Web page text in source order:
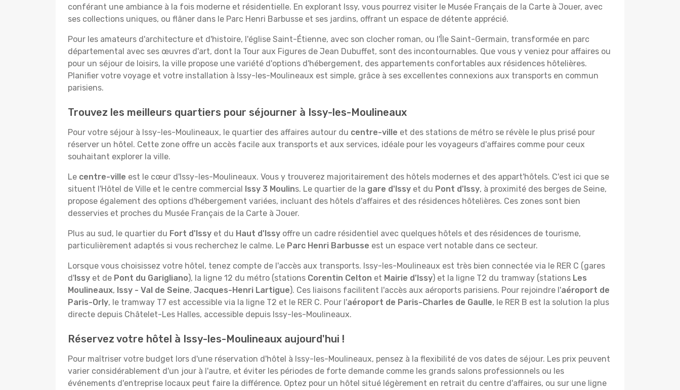
conférant une ambiance à la fois moderne et résidentielle. En explorant Issy, vous pourrez visiter le Musée Français de la Carte à Jouer, avec
ses collections uniques, ou flâner dans le Parc Henri Barbusse et ses jardins, offrant un espace de détente apprécié.
Pour les amateurs d'architecture et d'histoire, l'église Saint-Étienne, avec son clocher roman, ou l'Île Saint-Germain, transformée en parc
départemental avec ses œuvres d'art, dont la Tour aux Figures de Jean Dubuffet, sont des incontournables. Que vous y veniez pour affaires ou
pour un séjour de loisirs, la ville propose une variété d'options d'hébergement, des appartements confortables aux résidences hôtelières.
Planifier votre voyage et votre installation à Issy-les-Moulineaux est simple, grâce à ses excellentes connexions aux transports en commun
parisiens.
Trouvez les meilleurs quartiers pour séjourner à Issy-les-Moulineaux
Pour votre séjour à Issy-les-Moulineaux, le quartier des affaires autour du centre-ville et des stations de métro se révèle le plus prisé pour
réserver un hôtel. Cette zone offre un accès facile aux transports et aux services, idéale pour les voyageurs d'affaires comme pour ceux
souhaitant explorer la ville.
Le centre-ville est le cœur d'Issy-les-Moulineaux. Vous y trouverez majoritairement des hôtels modernes et des appart'hôtels. C'est ici que se
situent l'Hôtel de Ville et le centre commercial Issy 3 Moulins. Le quartier de la gare d'Issy et du Pont d'Issy, à proximité des berges de Seine,
propose également des options d'hébergement variées, incluant des hôtels d'affaires et des résidences hôtelières. Ces zones sont bien
desservies et proches du Musée Français de la Carte à Jouer.
Plus au sud, le quartier du Fort d'Issy et du Haut d'Issy offre un cadre résidentiel avec quelques hôtels et des résidences de tourisme,
particulièrement adaptés si vous recherchez le calme. Le Parc Henri Barbusse est un espace vert notable dans ce secteur.
Lorsque vous choisissez votre hôtel, tenez compte de l'accès aux transports. Issy-les-Moulineaux est très bien connectée via le RER C (gares
d'Issy et de Pont du Garigliano), la ligne 12 du métro (stations Corentin Celton et Mairie d'Issy) et la ligne T2 du tramway (stations Les
Moulineaux, Issy - Val de Seine, Jacques-Henri Lartigue). Ces liaisons facilitent l'accès aux aéroports parisiens. Pour rejoindre l'aéroport de
Paris-Orly, le tramway T7 est accessible via la ligne T2 et le RER C. Pour l'aéroport de Paris-Charles de Gaulle, le RER B est la solution la plus
directe depuis Châtelet-Les Halles, accessible depuis Issy-les-Moulineaux.
Réservez votre hôtel à Issy-les-Moulineaux aujourd'hui !
Pour maîtriser votre budget lors d'une réservation d'hôtel à Issy-les-Moulineaux, pensez à la flexibilité de vos dates de séjour. Les prix peuvent
varier considérablement d'un jour à l'autre, et éviter les périodes de forte demande comme les grands salons professionnels ou les
événements d'entreprise locaux peut faire la différence. Optez pour un hôtel situé légèrement en retrait du centre d'affaires, ou sur une ligne